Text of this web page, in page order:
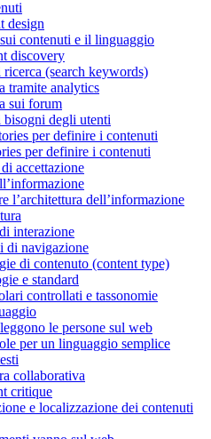
design
contenuti e il linguaggio
discovery
(search keywords)
tramite analytics
sui forum
degli utenti
per definire i contenuti
per definire i contenuti
accettazione
l’architettura dell’informazione
interazione
di navigazione
di contenuto (content type)
e standard
controllati e tassonomie
le persone sul web
per un linguaggio semplice
collaborativa
critique
e localizzazione dei contenuti